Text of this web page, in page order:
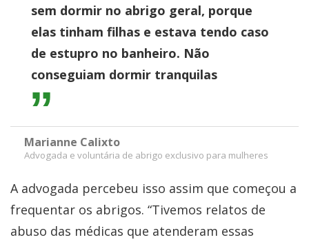
sem dormir no abrigo geral, porque
elas tinham filhas e estava tendo caso
de estupro no banheiro. Não
conseguiam dormir tranquilas
Marianne Calixto
Advogada e voluntária de abrigo exclusivo para mulheres
A advogada percebeu isso assim que começou a
frequentar os abrigos. “Tivemos relatos de
abuso das médicas que atenderam essas